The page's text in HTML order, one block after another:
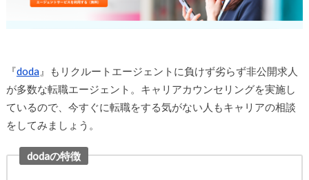
『doda』もリクルートエージェントに負けず劣らず非公開求人
が多数な転職エージェント。キャリアカウンセリングを実施し
ているので、今すぐに転職をする気がない人もキャリアの相談
をしてみましょう。
dodaの特徴